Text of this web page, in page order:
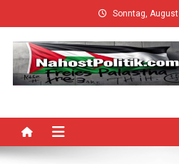
to
content
Sonntag,